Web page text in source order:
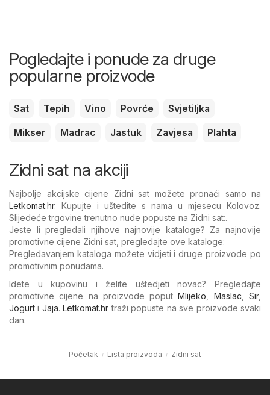
Pogledajte i ponude za druge
popularne proizvode
Sat Tepih Vino Povrće
Svjetiljka
Mikser
Madrac Jastuk Zavjesa Plahta
Zidni sat na akciji
Najbolje akcijske cijene Zidni sat možete pronaći samo na
Letkomat.hr. Kupujte i uštedite s nama u mjesecu Kolovoz.
Slijedeće trgovine trenutno nude popuste na Zidni sat:.
Jeste li pregledali njihove najnovije kataloge? Za najnovije
promotivne cijene Zidni sat, pregledajte ove kataloge:
Pregledavanjem kataloga možete vidjeti i druge proizvode po
promotivnim ponudama.
Idete u kupovinu i želite uštedjeti novac? Pregledajte
promotivne cijene na proizvode poputMlijeko Maslac ,Sir,
Jogurt i Jaja.Letkomat.hr traži popuste na sve proizvode svaki
dan.
Početak Lista proizvoda Zidni sat